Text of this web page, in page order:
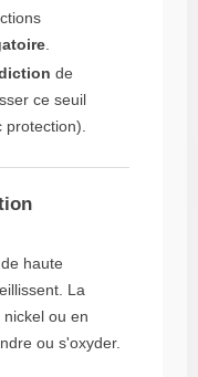
de
ce seuil
protection).
haute
La
ou en
ou s'oxyder.